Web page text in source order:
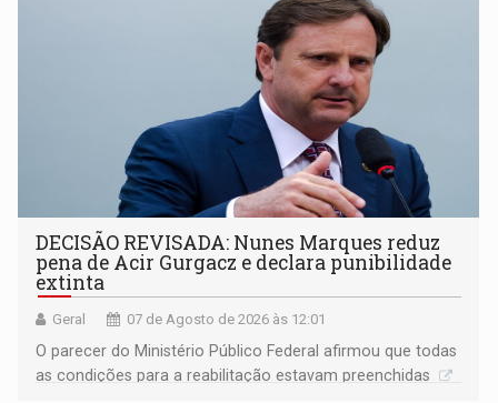
DECISÃO REVISADA: Nunes Marques reduz
pena de Acir Gurgacz e declara punibilidade
extinta
Geral 07 de Agosto de 2026 às 12:01
O parecer do Ministério Público Federal afirmou que todas
as condições para a reabilitação estavam preenchidas